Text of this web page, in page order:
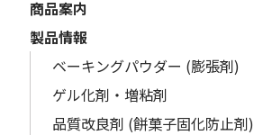
商品案内
製品情報
ベーキングパウダー (膨張剤)
ゲル化剤・増粘剤
品質改良剤 (餅菓子固化防止剤)